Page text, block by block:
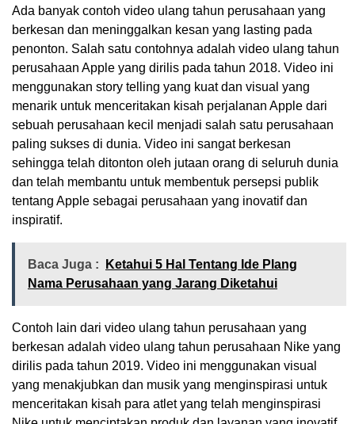
Ada banyak contoh video ulang tahun perusahaan yang
berkesan dan meninggalkan kesan yang lasting pada
penonton. Salah satu contohnya adalah video ulang tahun
perusahaan Apple yang dirilis pada tahun 2018. Video ini
menggunakan story telling yang kuat dan visual yang
menarik untuk menceritakan kisah perjalanan Apple dari
sebuah perusahaan kecil menjadi salah satu perusahaan
paling sukses di dunia. Video ini sangat berkesan
sehingga telah ditonton oleh jutaan orang di seluruh dunia
dan telah membantu untuk membentuk persepsi publik
tentang Apple sebagai perusahaan yang inovatif dan
inspiratif.
Baca Juga :
Ketahui 5 Hal Tentang Ide Plang
Nama Perusahaan yang Jarang Diketahui
Contoh lain dari video ulang tahun perusahaan yang
berkesan adalah video ulang tahun perusahaan Nike yang
dirilis pada tahun 2019. Video ini menggunakan visual
yang menakjubkan dan musik yang menginspirasi untuk
menceritakan kisah para atlet yang telah menginspirasi